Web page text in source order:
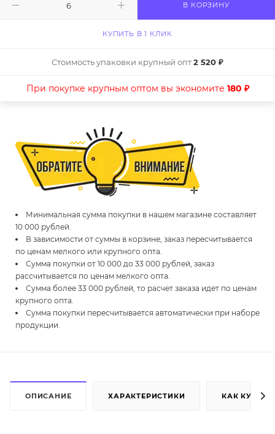
В КОРЗИНУ
КУПИТЬ В 1 КЛИК
Стоимость упаковки крупный опт2 520 ₽
При покупке крупным оптом вы экономите 180 ₽
Минимальная сумма покупки в нашем магазине составляет
10 000 рублей.
В зависимости от суммы в корзине, заказ пересчитывается
по ценам мелкого или крупного опта.
Сумма покупки от 10 000 до 33 000 рублей, заказ
рассчитывается по ценам мелкого опта.
Сумма более 33 000 рублей, то расчет заказа идет по ценам
крупного опта.
Сумма покупки пересчитывается автоматически при наборе
продукции.
ОПИСАНИЕ ХАРАКТЕРИСТИКИ КАК КУПИТЬ